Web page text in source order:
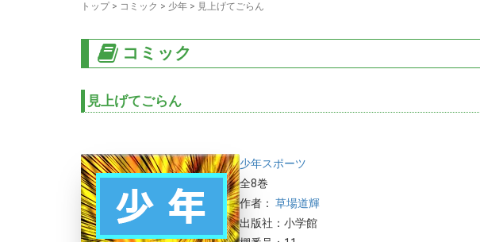
トップ> コミック > 少年 > 見上げてごらん
コミック
見上げてごらん
少年スポーツ
全8巻
作者： 草場道輝
出版社：小学館